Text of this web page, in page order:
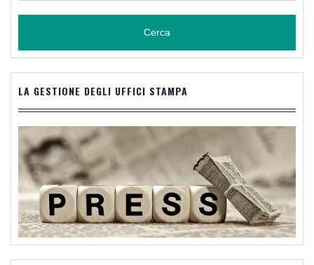
LA GESTIONE DEGLI UFFICI STAMPA